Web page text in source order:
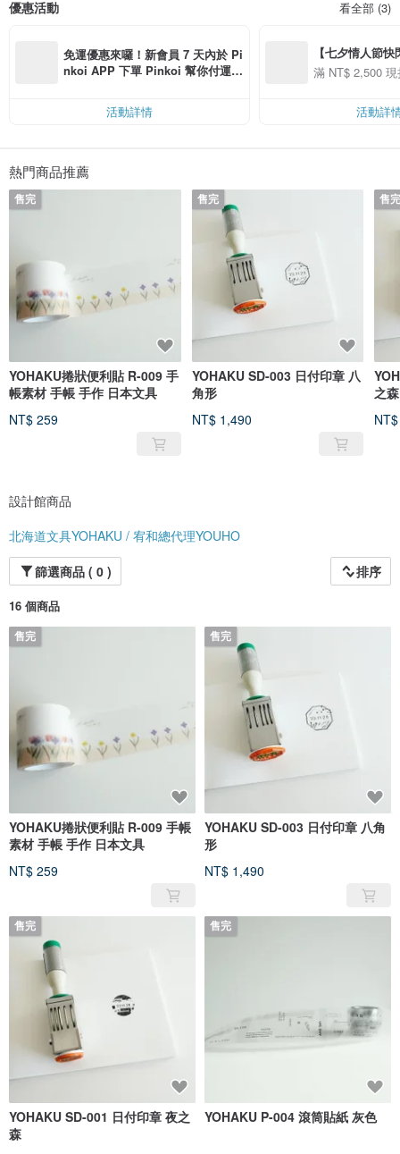
每個作品都散發獨特風格
為 日常 一頁創作
為 生命 一抹紀錄
優惠活動 看全部 (3)
免運優惠來囉！新會員 7 天內於 Pi
nkoi APP 下單 Pinkoi 幫你付運
活動詳情
【七夕情人節
用 APP 購買任
00 現折 NT$100
滿 NT$ 2,500
活動詳
熱門商品推薦
售完
YOHAKU捲狀便利貼 R-009 手
帳素材 手帳 手作 日本文具
NT$ 259
售完
YOHAKU SD-003 日付印章 八
角形
NT$ 1,490
售
之森
設計館商品
北海道文具YOHAKU / 宥和總代理YOUHO
篩選商品 ( 0 )
排序
16 個商品
售完
YOHAKU捲狀便利貼 R-009 手帳
素材 手帳 手作 日本文具
NT$ 259
售完
YOHAKU SD-003 日付印章 八角
形
NT$ 1,490
售完
YOHAKU SD-001 日付印章 夜之
森
售完
YOHAKU P-004 滾筒貼紙 灰色